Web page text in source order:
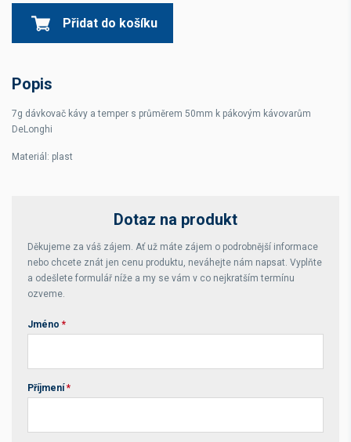
Přidat do košíku
Popis
7g dávkovač kávy a temper s průměrem 50mm k pákovým kávovarům
DeLonghi
Materiál: plast
Dotaz na produkt
Děkujeme za váš zájem. Ať už máte zájem o podrobnější informace
nebo chcete znát jen cenu produktu, neváhejte nám napsat. Vyplňte
a odešlete formulář níže a my se vám v co nejkratším termínu
ozveme.
Jméno *
Příjmení *